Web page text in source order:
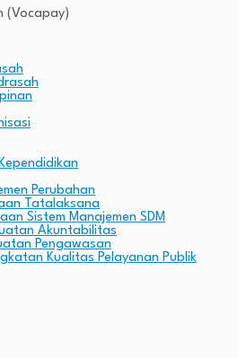
Perubahan
Tatalaksana
Sistem Manajemen SDM
Akuntabilitas
Pengawasan
Kualitas Pelayanan Publik